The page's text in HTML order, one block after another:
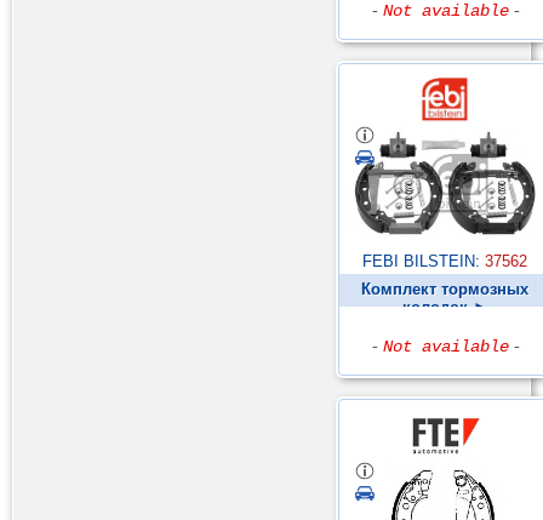
- Not available -
FEBI BILSTEIN: 37562
Комплект тормозных
колодок ►
- Not available -